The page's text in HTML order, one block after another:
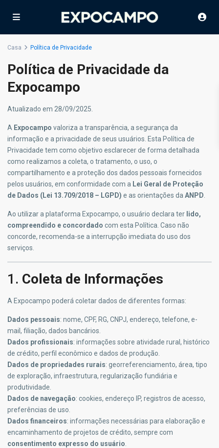
Casa Política de Privacidade
Política de Privacidade da
Expocampo
Atualizado em 28/09/2025.
A Expocampo valoriza a transparência, a segurança da
informação e a privacidade de seus usuários. Esta Política de
Privacidade tem como objetivo esclarecer de forma detalhada
como realizamos a coleta, o tratamento, o uso, o
compartilhamento e a proteção dos dados pessoais fornecidos
pelos usuários, em conformidade com a Lei Geral de Proteção
de Dados (Lei 13.709/2018 – LGPD) e as orientações da ANPD
Ao utilizar a plataforma Expocampo, o usuário declara ter lido,
compreendido e concordado com esta Política. Caso não
concorde, recomenda-se a interrupção imediata do uso dos
serviços.
1. Coleta de Informações
A Expocampo poderá coletar dados de diferentes formas:
Dados pessoais: nome, CPF, RG, CNPJ, endereço, telefone, e-
mail, filiação, dados bancários.
Dados profissionais: informações sobre atividade rural, histórico
de crédito, perfil econômico e dados de produção.
Dados de propriedades rurais: georreferenciamento, área, tipo
de exploração, infraestrutura, regularização fundiária e
produtividade.
Dados de navegação: cookies, endereço IP, registros de acesso,
preferências de uso.
Dados financeiros: informações necessárias para elaboração e
encaminhamento de projetos de crédito, sempre com
consentimento expresso do usuário